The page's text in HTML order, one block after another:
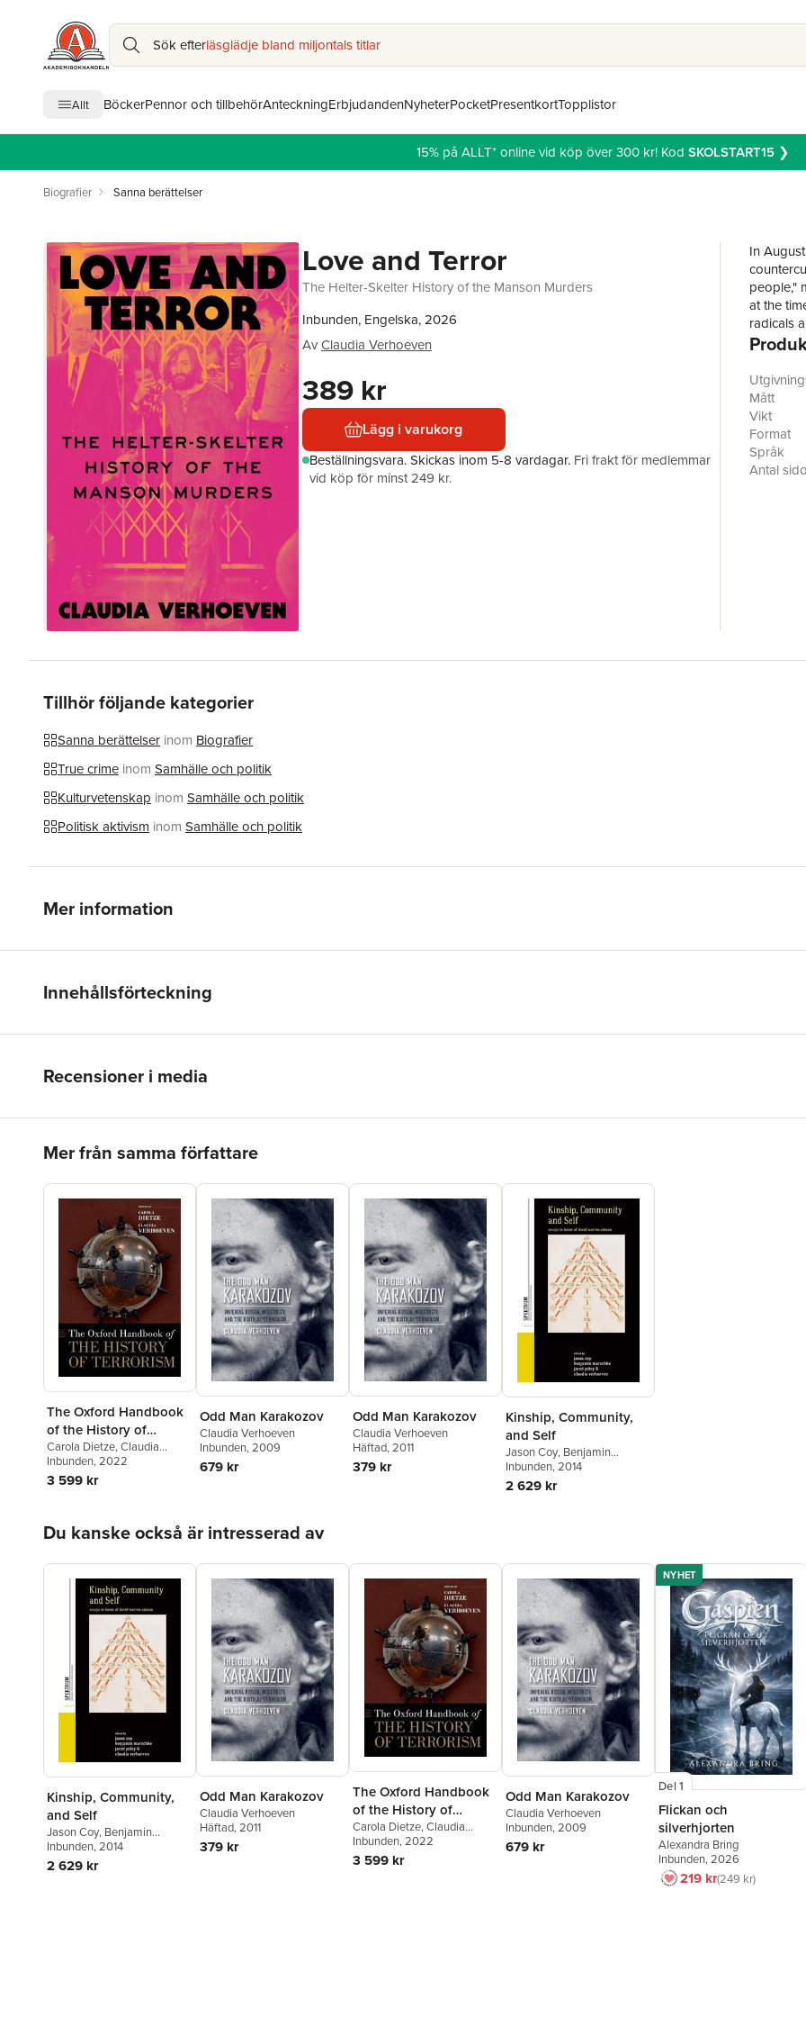
Sök efterläsglädje bland miljontals titlar
Allt BöckerPennor och tillbehörAnteckningErbjudandenNyheterPocketPresentkortTopplistor
15% på ALLT* online vid köp över 300 kr! Kod SKOLSTART15❯
Biografier Sanna berättelser
Love and Terror
The Helter-Skelter History of the Manson Murders
Inbunden, Engelska, 2026
AvClaudia Verhoeven
389 kr
Lägg i varukorg
Beställningsvara.Skickas inom 5-8 vardagar. Fri frakt för medlemmar
vid köp för minst 249 kr.
In
people,"
at the
radi­cals
was that
of the
ever
site for
of the
Mått
Vikt
Format
Språk
Antal
Tillhör följande kategorier
Sanna berättelser inom Biografier
True crime inom Samhälle och politik
Kulturvetenskap inom Samhälle och politik
Politisk aktivism inom Samhälle och politik
Mer information
Innehållsförteckning
Recensioner i media
Mer från samma författare
The Oxford Handbook
of the History of
Terrorism
Carola Dietze,Claudia
Verhoeven
Inbunden, 2022
3 599 kr
Odd Man Karakozov
Claudia Verhoeven
Inbunden, 2009
679 kr
Odd Man Karakozov
Claudia Verhoeven
Häftad, 2011
379 kr
Kinship, Community,
and Self
Jason Coy, Benjamin
Marschke,Jared Poley
Claudia Verhoeven
Inbunden, 2014
2 629 kr
Du kanske också är intresserad av
Kinship, Community,
and Self
Jason Coy, Benjamin
Marschke,Jared Poley
Claudia Verhoeven
Inbunden, 2014
2 629 kr
Odd Man Karakozov
Claudia Verhoeven
Häftad, 2011
379 kr
The Oxford Handbook
of the History of
Terrorism
Carola Dietze,Claudia
Verhoeven
Inbunden, 2022
3 599 kr
Odd Man Karakozov
Claudia Verhoeven
Inbunden, 2009
679 kr
NYHET
Del 1
Flickan och
silverhjorten
Alexandra Bring
Inbunden, 2026
219 kr 249 kr